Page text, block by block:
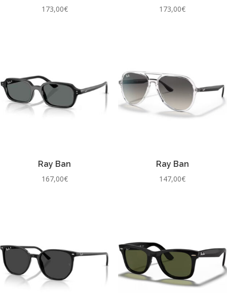
173,00€
173,00€
Ray Ban
167,00€
Ray Ban
147,00€